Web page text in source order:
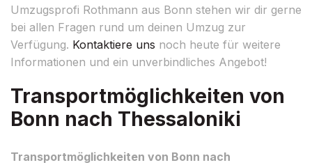
Umzugsprofi Rothmann aus Bonn stehen wir dir gerne
bei allen Fragen rund um deinen Umzug zur
Verfügung. Kontaktiere uns noch heute für weitere
Informationen und ein unverbindliches Angebot!
Transportmöglichkeiten von
Bonn nach Thessaloniki
Transportmöglichkeiten von Bonn nach